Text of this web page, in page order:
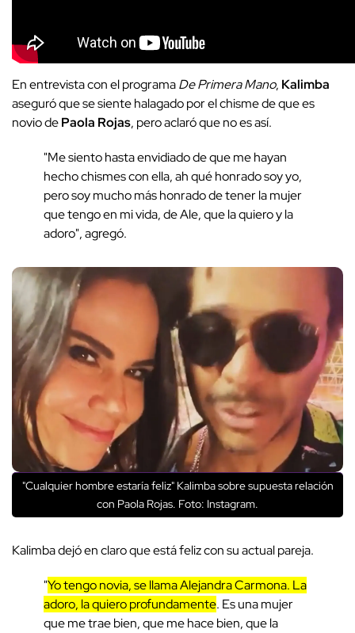
En entrevista con el programaDe Primera Mano, Kalimba
aseguró que se siente halagado por el chisme de que es
novio dePaola Rojas, pero aclaró que no es así.
"Me siento hasta envidiado de que me hayan
hecho chismes con ella, ah qué honrado soy yo,
pero soy mucho más honrado de tener la mujer
que tengo en mi vida, de Ale, que la quiero y la
adoro", agregó.
"Cualquier hombre estaría feliz" Kalimba sobre supuesta relación
con Paola Rojas. Foto: Instagram.
Kalimba dejó en claro que está feliz con su actual pareja.
"Yo tengo novia, se llama Alejandra Carmona. La
adoro, la quiero profundamente. Es una mujer
que me trae bien, que me hace bien, que la